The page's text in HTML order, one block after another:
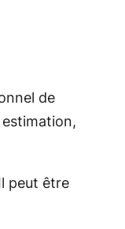
de
estimation,
peut être